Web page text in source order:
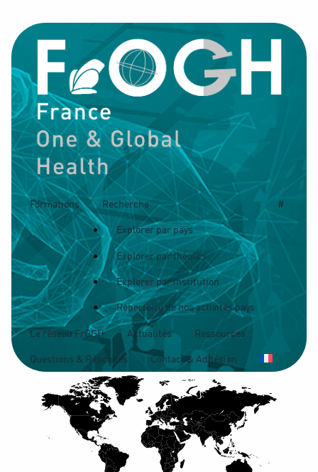
Formations Recherche
Explorer par pays
Explorer par thèmes
Explorer par institution
Répertoire de nos activités pays
#
Le réseau FrOGH Actualités Ressources
Questions & Réponses Contact & Adhésion